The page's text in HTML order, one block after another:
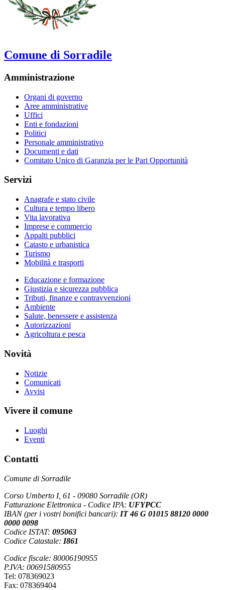
Comune di Sorradile
Amministrazione
Organi di governo
Aree amministrative
Uffici
Enti e fondazioni
Politici
Personale amministrativo
Documenti e dati
Comitato Unico di Garanzia per le Pari Opportunità
Servizi
Anagrafe e stato civile
Cultura e tempo libero
Vita lavorativa
Imprese e commercio
Appalti pubblici
Catasto e urbanistica
Turismo
Mobilità e trasporti
Educazione e formazione
Giustizia e sicurezza pubblica
Tributi, finanze e contravvenzioni
Ambiente
Salute, benessere e assistenza
Autorizzazioni
Agricoltura e pesca
Novità
Notizie
Comunicati
Avvisi
Vivere il comune
Luoghi
Eventi
Contatti
Comune di Sorradile
Corso Umberto I, 61 - 09080 Sorradile (OR)
Fatturazione Elettronica - Codice IPA: UFYPCC
IBAN (per i vostri bonifici bancari): IT 46 G 01015 88120 0000
0000 0098
Codice ISTAT: 095063
Codice Catastale: I861
Codice fiscale: 80006190955
P.IVA: 00691580955
Tel: 078369023
Fax: 078369404